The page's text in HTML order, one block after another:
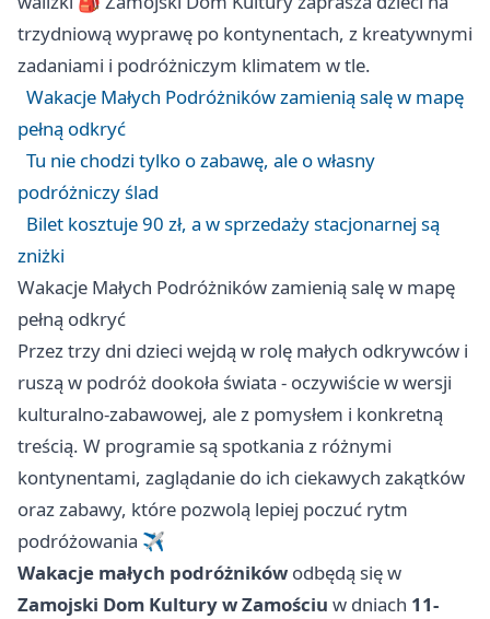
trzydniową wyprawę po kontynentach, z kreatywnymi
zadaniami i podróżniczym klimatem w tle.
Wakacje Małych Podróżników zamienią salę w mapę
pełną odkryć
Tu nie chodzi tylko o zabawę, ale o własny
podróżniczy ślad
Bilet kosztuje 90 zł, a w sprzedaży stacjonarnej są
zniżki
Wakacje Małych Podróżników zamienią salę w mapę
pełną odkryć
Przez trzy dni dzieci wejdą w rolę małych odkrywców i
ruszą w podróż dookoła świata - oczywiście w wersji
kulturalno-zabawowej, ale z pomysłem i konkretną
treścią. W programie są spotkania z różnymi
kontynentami, zaglądanie do ich ciekawych zakątków
oraz zabawy, które pozwolą lepiej poczuć rytm
podróżowania ✈️
Wakacje małych podróżników odbędą się w
Zamojski Dom Kultury w Zamościu w dniach 11-